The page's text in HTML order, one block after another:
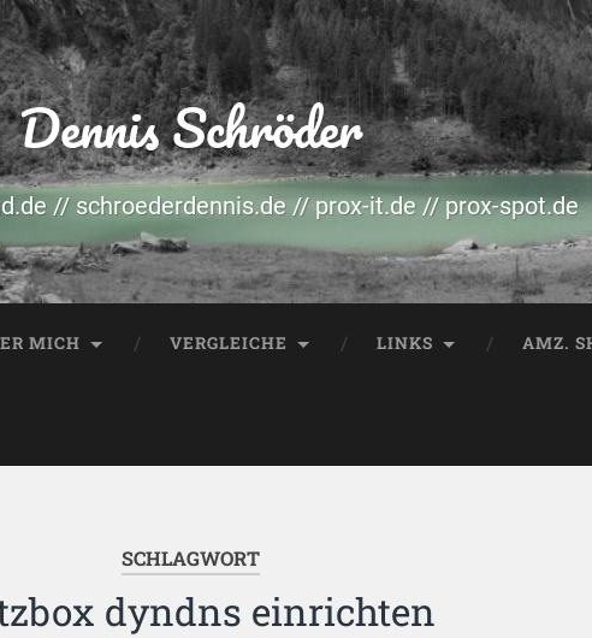
Dennis Schröder
// schroederdennis.de // prox-it.de // prox-spot.de
MICH VERGLEICHE LINKS AMZ.
SCHLAGWORT
dyndns einrichten